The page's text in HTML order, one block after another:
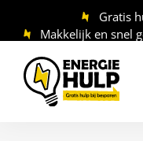
naar
de
inhoud
Gratis
Makkelijk en snel